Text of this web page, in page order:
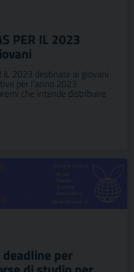
PER IL 2023
IL 2023 destinate ai giovani
per l’anno 2023
che intende distribuire
deadline per